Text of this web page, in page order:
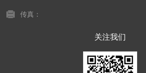
传真：
关注我们